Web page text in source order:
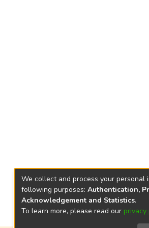
We collect and process your personal
following purposes: Authentication,
Acknowledgement and Statistics.
To learn more, please read our privacy